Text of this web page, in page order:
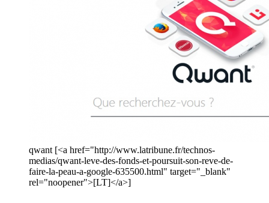
qwant [<a href="http://www.latribune.fr/technos-
medias/qwant-leve-des-fonds-et-poursuit-son-reve-de-
faire-la-peau-a-google-635500.html" target="_blank"
rel="noopener">[LT]</a>]